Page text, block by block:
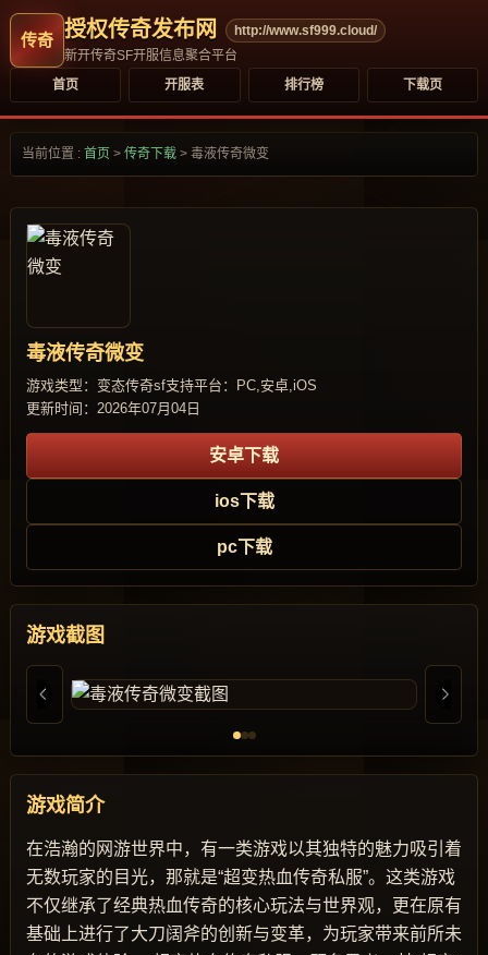
授权传奇发布网
http://www.sf999.cloud/
新开传奇SF开服信息聚合平台
首页
开服表 排行榜 下载页
当前位置 : 首页 > 传奇下载 > 毒液传奇微变
毒液传奇微变
游戏类型：变态传奇sf支持平台：PC,安卓,iOS
更新时间：2026年07月04日
安卓下载
ios下载
pc下载
游戏截图
游戏简介
在浩瀚的网游世界中，有一类游戏以其独特的魅力吸引着
无数玩家的目光，那就是“超变热血传奇私服”。这类游戏
不仅继承了经典热血传奇的核心玩法与世界观，更在原有
基础上进行了大刀阔斧的创新与变革，为玩家带来前所未